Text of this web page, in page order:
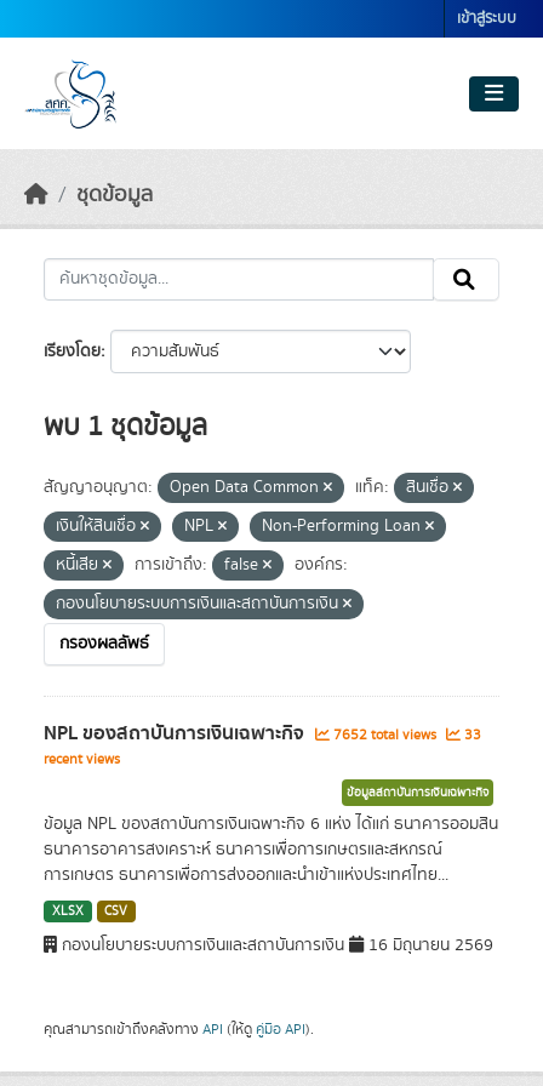
เข้าสู่ระบบ
ชุดข้อมูล
เรียงโดย
พบ 1 ชุดข้อมูล
สัญญาอนุญาต: Open Data Common แท็ค:
สินเชื่อ
เงินให้สินเชื่อ
NPL
Non-Performing Loan
หนี้เสีย
การเข้าถึง: false
องค์กร:
กองนโยบายระบบการเงินและสถาบันการเงิน
กรองผลลัพธ์
NPL ของสถาบันการเงินเฉพาะกิจ 7652 total views
33
recent views
ข้อมูลสถาบันการเงินเฉพาะกิจ
ข้อมูล NPL ของสถาบันการเงินเฉพาะกิจ 6 แห่ง ได้แก่ ธนาคารออมสิน
ธนาคารอาคารสงเคราะห์ ธนาคารเพื่อการเกษตรและสหกรณ์
การเกษตร ธนาคารเพื่อการส่งออกและนำเข้าแห่งประเทศไทย...
XLSX CSV
กองนโยบายระบบการเงินและสถาบันการเงิน 16 มิถุนายน 2569
คุณสามารถเข้าถึงคลังทาง API (ให้ดู คู่มือ API).